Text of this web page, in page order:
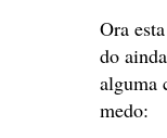
Ora
do
alguma
medo: